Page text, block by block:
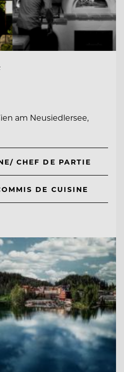
am Neusiedlersee,
CHEF DE PARTIE
DE CUISINE